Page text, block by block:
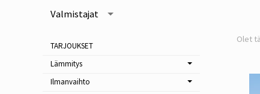
Valmistajat
TARJOUKSET
Lämmitys
Ilmanvaihto